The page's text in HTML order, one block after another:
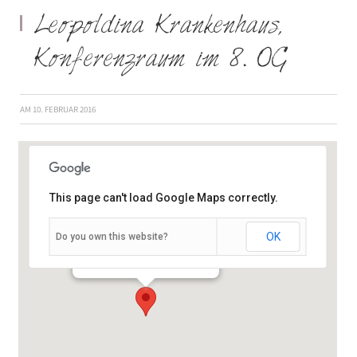
Leopoldina Krankenhaus,
Konferenzraum im 8. OG
AM 10. FEBRUAR 2016
Veranstaltungen
This page can't load Google Maps correctly.
Do you own this website? OK